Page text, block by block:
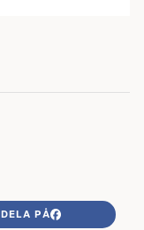
DELA PÅ